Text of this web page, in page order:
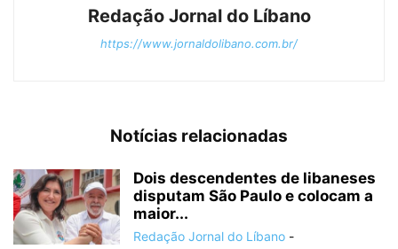
Redação Jornal do Líbano
https://www.jornaldolibano.com.br/
Notícias relacionadas
Dois descendentes de libaneses
disputam São Paulo e colocam a
maior...
Redação Jornal do Líbano -